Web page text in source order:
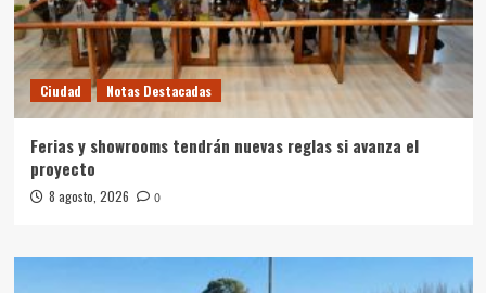
Ciudad Notas Destacadas
Ferias y showrooms tendrán nuevas reglas si avanza el
proyecto
8 agosto, 2026 0